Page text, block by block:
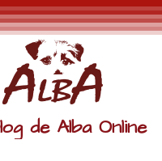
de Alba Online